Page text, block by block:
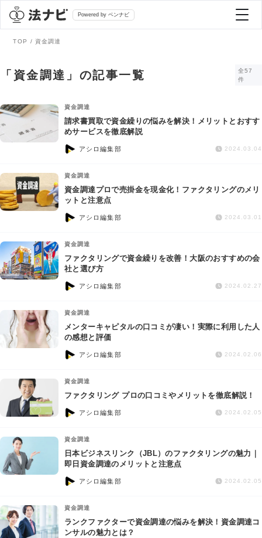
Powered by ベンナビ
全て
法律相談
債務整理
交通事故
労働問題
債権回収
IT・ネット
企業法務
弁護士を探す
おすすめ弁護士診断
AI Search Premium
TOP 資金調達
「資金調達」の記事一覧
全57
件
資金調達
請求書買取で資金繰りの悩みを解決！メリットとおすす
めサービスを徹底解説
アシロ編集部 2024.03.04
資金調達
資金調達プロで売掛金を現金化！ファクタリングのメリ
ットと注意点
アシロ編集部 2024.03.01
資金調達
ファクタリングで資金繰りを改善！大阪のおすすめの会
社と選び方
アシロ編集部 2024.02.27
資金調達
メンターキャピタルの口コミが凄い！実際に利用した人
の感想と評価
アシロ編集部 2024.02.06
資金調達
ファクタリング プロの口コミやメリットを徹底解説！
アシロ編集部 2024.02.05
資金調達
日本ビジネスリンク（JBL）のファクタリングの魅力｜
即日資金調達のメリットと注意点
アシロ編集部 2024.02.05
資金調達
ランクファクターで資金調達の悩みを解決！資金調達コ
ンサルの魅力とは？